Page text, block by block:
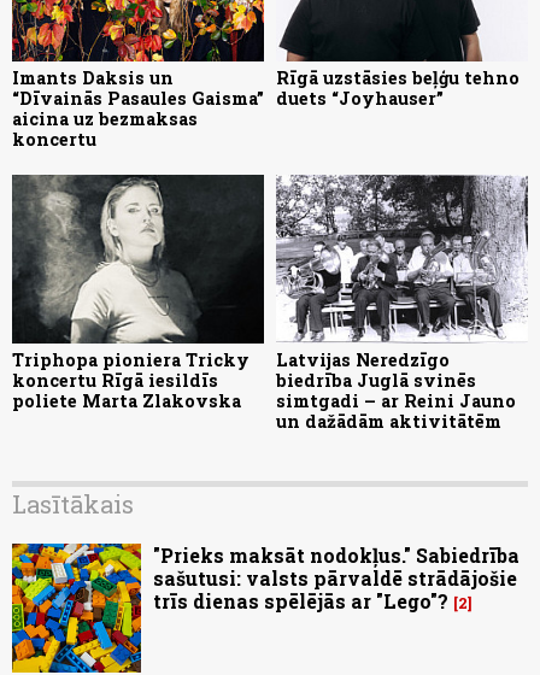
Imants Daksis un
“Dīvainās Pasaules Gaisma”
aicina uz bezmaksas
koncertu
Rīgā uzstāsies beļģu tehno
duets “Joyhauser”
Triphopa pioniera Tricky
koncertu Rīgā iesildīs
poliete Marta Zlakovska
Latvijas Neredzīgo
biedrība Juglā svinēs
simtgadi – ar Reini Jauno
un dažādām aktivitātēm
Lasītākais
"Prieks maksāt nodokļus." Sabiedrība
sašutusi: valsts pārvaldē strādājošie
trīs dienas spēlējās ar "Lego"?
2